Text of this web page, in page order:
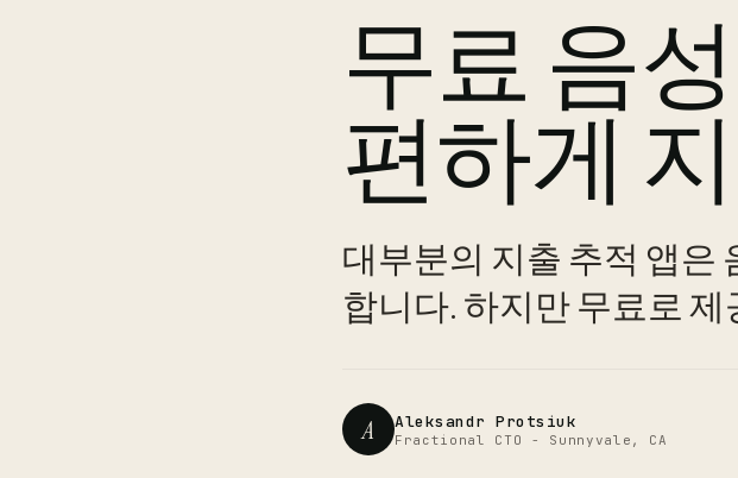
무료 음
편하게
대부분의 지출 추적 앱은
합니다. 하지만 무료로
A Aleksandr Protsiuk
Fractional CTO - Sunnyvale, CA